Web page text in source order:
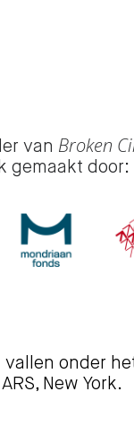
van Broken
gemaakt door:
onder
New York.